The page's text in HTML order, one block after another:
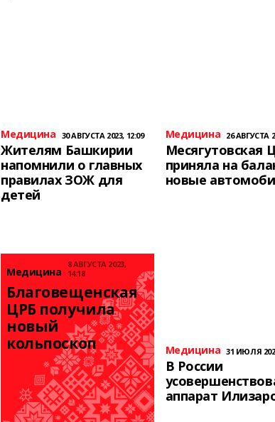
Медицина 30 АВГУСТА 2023, 12:09
Жителям Башкирии
напомнили о главных
правилах ЗОЖ для
детей
Медицина 26 АВГУСТА
Месягутовская
приняла на
новые
Медицина
8 АВГУСТА 2023,
14:18
Благовещенская
ЦРБ получила
новый
кольпоскоп
Медицина 31 ИЮЛЯ
В России
аппарат